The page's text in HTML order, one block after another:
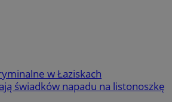
w Łaziskach
świadków napadu na listonoszkę